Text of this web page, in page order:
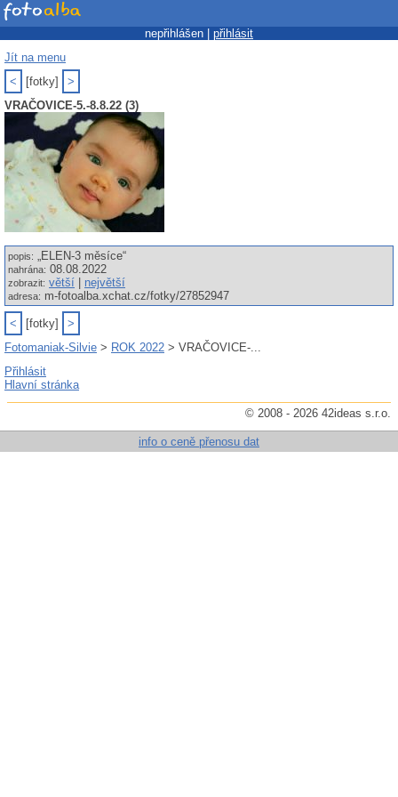
nepřihlášen | přihlásit
Jít na menu
<
[fotky]
>
VRAČOVICE-5.-8.8.22 (3)
popis: „ELEN-3 měsíce“
nahrána: 08.08.2022
zobrazit: větší největší
adresa: m-fotoalba.xchat.cz/fotky/27852947
< [fotky]
>
Fotomaniak-Silvie > ROK 2022 > VRAČOVICE-...
Přihlásit
Hlavní stránka
© 2008 - 2026 42ideas s.r.o.
info o ceně přenosu dat